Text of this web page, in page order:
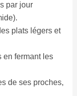
par jour
plats légers et
fermant les
de ses proches,